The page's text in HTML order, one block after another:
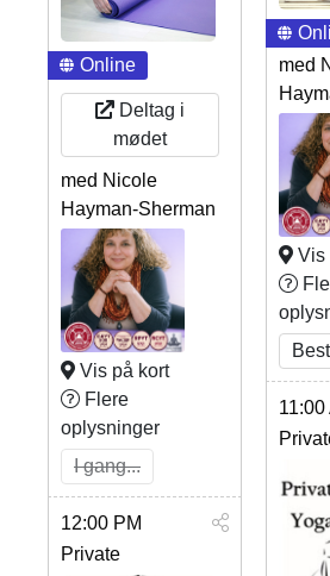
Online
Deltag i
mødet
med Nicole
Hayman-Sherman
Vis på kort
Flere
oplysninger
I gang...
12:00 PM
Private
med
Vis
11:00